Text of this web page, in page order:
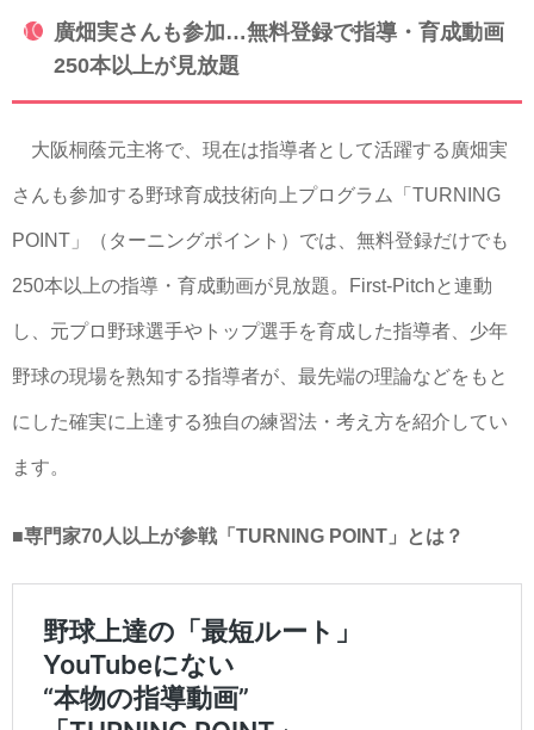
廣畑実さんも参加…無料登録で指導・育成動画
250本以上が見放題
大阪桐蔭元主将で、現在は指導者として活躍する廣畑実
さんも参加する野球育成技術向上プログラム「TURNING
POINT」（ターニングポイント）では、無料登録だけでも
250本以上の指導・育成動画が見放題。First-Pitchと連動
し、元プロ野球選手やトップ選手を育成した指導者、少年
野球の現場を熟知する指導者が、最先端の理論などをもと
にした確実に上達する独自の練習法・考え方を紹介してい
ます。
■専門家70人以上が参戦「TURNING POINT」とは？